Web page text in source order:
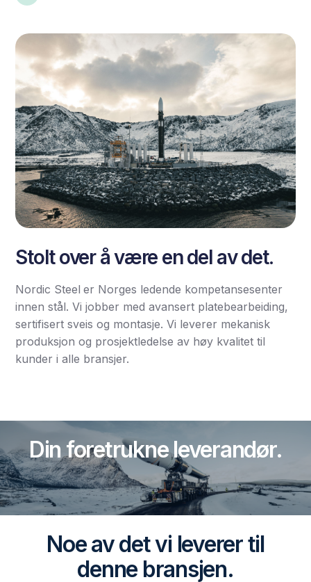
Stolt over å være en del av det.
Nordic Steel er Norges ledende kompetansesenter
innen stål. Vi jobber med avansert platebearbeiding,
sertifisert sveis og montasje. Vi leverer mekanisk
produksjon og prosjektledelse av høy kvalitet til
kunder i alle bransjer.
Din foretrukne leverandør.
Noe av det vi leverer til
denne bransjen.